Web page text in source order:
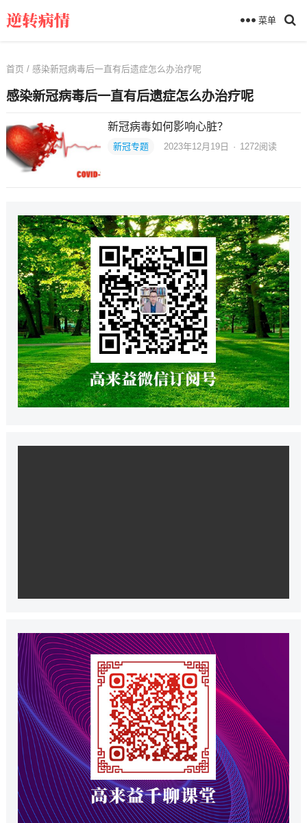
菜单
首页 / 感染新冠病毒后一直有后遗症怎么办治疗呢
感染新冠病毒后一直有后遗症怎么办治疗呢
新冠病毒如何影响心脏？
新冠专题 2023年12月19日 · 1272阅读